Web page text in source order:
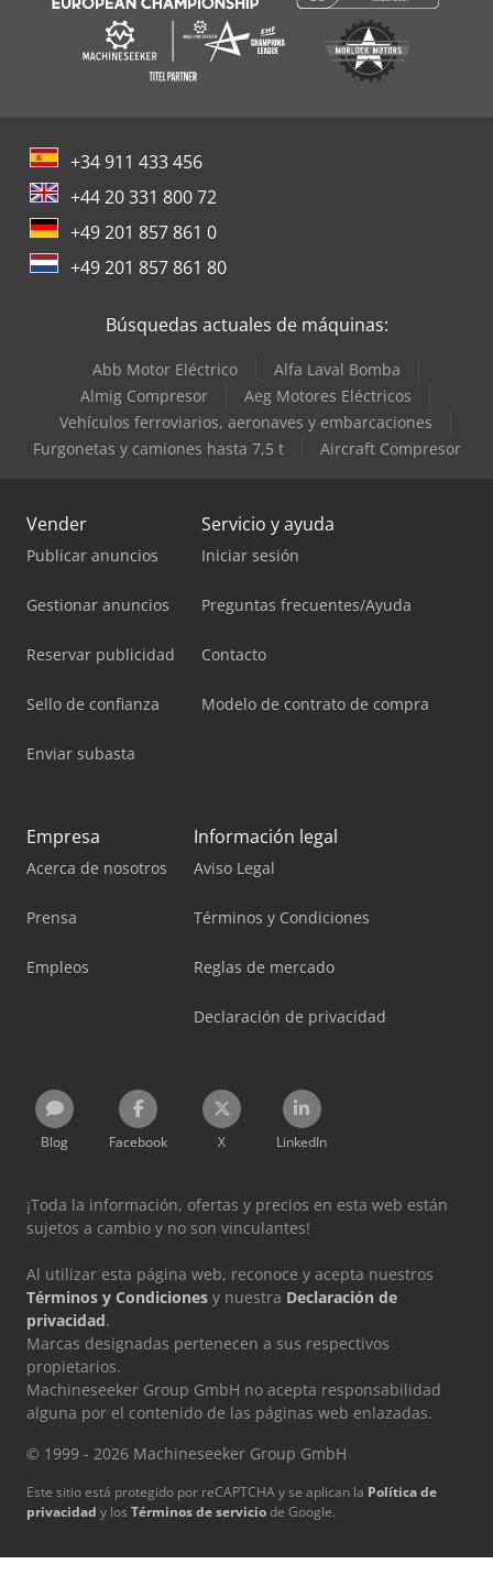
+34 911 433 456
+44 20 331 800 72
+49 201 857 861 0
+49 201 857 861 80
Búsquedas actuales de máquinas:
Abb Motor Eléctrico
Alfa Laval Bomba
Almig Compresor
Aeg Motores Eléctricos
Vehículos ferroviarios, aeronaves y embarcaciones
Furgonetas y camiones hasta 7,5 t
Aircraft Compresor
Vender
Publicar anuncios
Gestionar anuncios
Reservar publicidad
Sello de confianza
Enviar subasta
Servicio y ayuda
Iniciar sesión
Preguntas frecuentes/Ayuda
Contacto
Modelo de contrato de compra
Empresa
Acerca de nosotros
Prensa
Empleos
Información legal
Aviso Legal
Términos y Condiciones
Reglas de mercado
Declaración de privacidad
Blog Facebook X LinkedIn
¡Toda la información, ofertas y precios en esta web están
sujetos a cambio y no son vinculantes!
Al utilizar esta página web, reconoce y acepta nuestros
Términos y Condiciones y nuestra Declaración de
privacidad.
Marcas designadas pertenecen a sus respectivos
propietarios.
Machineseeker Group GmbH no acepta responsabilidad
alguna por el contenido de las páginas web enlazadas.
© 1999 - 2026 Machineseeker Group GmbH
Este sitio está protegido por reCAPTCHA y se aplican la Política de
privacidad y los Términos de serviciode Google.